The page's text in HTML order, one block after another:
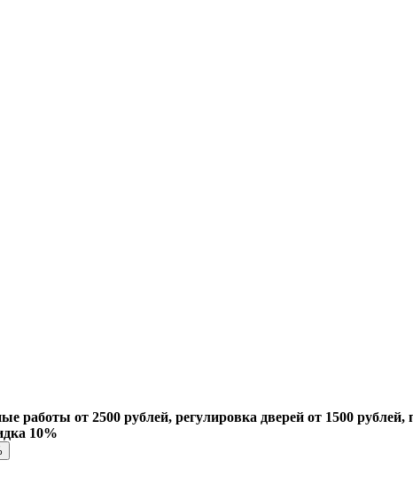
работы от 2500 рублей, регулировка дверей от 1500 рублей,
10%